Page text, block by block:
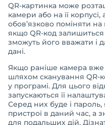
QR-картинка може
камери або на її
обов’язково поміняти
якщо QR-код
зможуть його вважати і
дані.
Якщо раніше камера вже
шляхом сканування QR-
у програмі. Для цього
запускаються її
Серед них буде і
пристрої в даний час, а
для подальших дій.